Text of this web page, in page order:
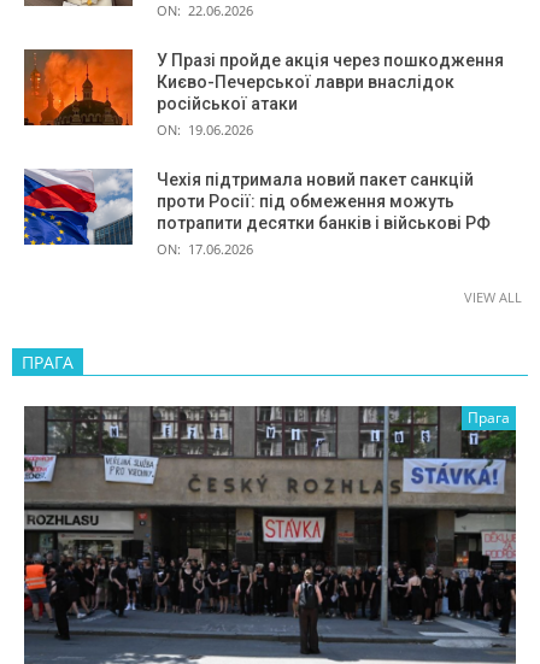
ON: 22.06.2026
У Празі пройде акція через пошкодження
Києво-Печерської лаври внаслідок
російської атаки
ON: 19.06.2026
Чехія підтримала новий пакет санкцій
проти Росії: під обмеження можуть
потрапити десятки банків і військові РФ
ON: 17.06.2026
VIEW ALL
ПРАГА
Прага